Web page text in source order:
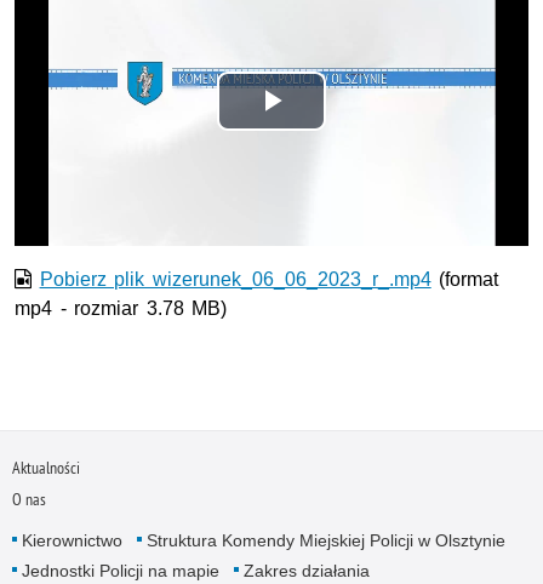
Odtwórz
Pobierz plik wizerunek_06_06_2023_r_.mp4(format
mp4 - rozmiar 3.78 MB)
Aktualności
O nas
Kierownictwo
Struktura Komendy Miejskiej Policji w Olsztynie
Jednostki Policji na mapie
Zakres działania